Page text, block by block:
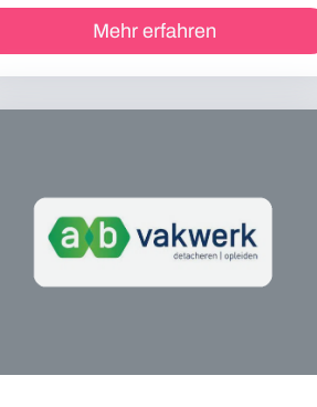
Mehr erfahren